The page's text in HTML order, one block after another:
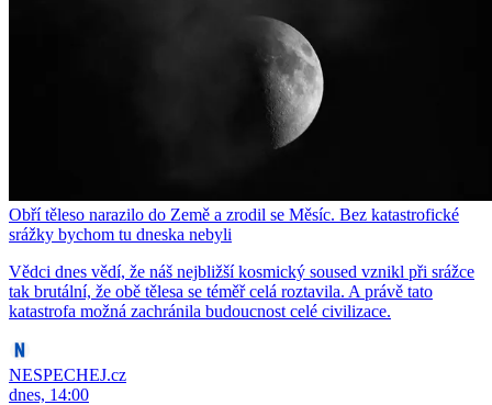
Obří těleso narazilo do Země a zrodil se Měsíc. Bez katastrofické
srážky bychom tu dneska nebyli
Vědci dnes vědí, že náš nejbližší kosmický soused vznikl při srážce
tak brutální, že obě tělesa se téměř celá roztavila. A právě tato
katastrofa možná zachránila budoucnost celé civilizace.
NESPECHEJ.cz
dnes, 14:00